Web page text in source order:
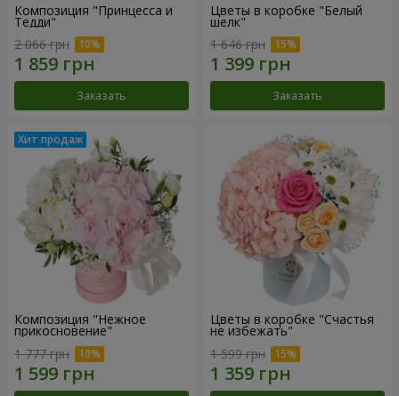
Композиция "Принцесса и
Тедди"
2 066 грн
Заказать
Цветы в коробке "Белый
шелк"
1 646 грн
Заказать
Композиция "Нежное
прикосновение"
1 777 грн
Цветы в коробке "Счастья
не избежать"
1 599 грн